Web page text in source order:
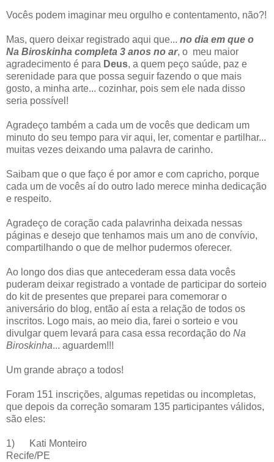
Vocês podem imaginar meu orgulho e contentamento, não?!
Mas, quero deixar registrado aqui que... no dia em que o
Na Biroskinha completa 3 anos no ar, o meu maior
agradecimento é para Deus, a quem peço saúde, paz e
serenidade para que possa seguir fazendo o que mais
gosto, a minha arte... cozinhar, pois sem ele nada disso
seria possível!
Agradeço também a cada um de vocês que dedicam um
minuto do seu tempo para vir aqui, ler, comentar e partilhar...
muitas vezes deixando uma palavra de carinho.
Saibam que o que faço é por amor e com capricho, porque
cada um de vocês aí do outro lado merece minha dedicação
e respeito.
Agradeço de coração cada palavrinha deixada nessas
páginas e desejo que tenhamos mais um ano de convívio,
compartilhando o que de melhor pudermos oferecer.
Ao longo dos dias que antecederam essa data vocês
puderam deixar registrado a vontade de participar do sorteio
do kit de presentes que preparei para comemorar o
aniversário do blog, então aí esta a relação de todos os
inscritos. Logo mais, ao meio dia, farei o sorteio e vou
divulgar quem levará para casa essa recordação do Na
Biroskinha... aguardem!!!
Um grande abraço a todos!
Foram 151 inscrições, algumas repetidas ou incompletas,
que depois da correção somaram 135 participantes válidos,
são eles:
1)
Kati Monteiro
Recife/PE